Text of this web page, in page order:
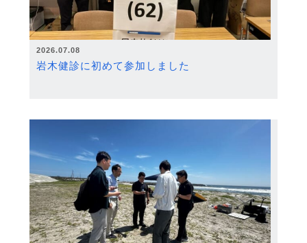
2026.07.08
岩木健診に初めて参加しました